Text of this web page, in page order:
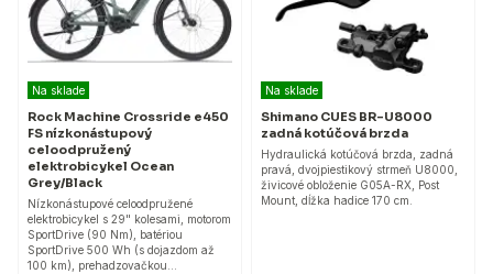
Na sklade
Rock Machine Crossride e450
FS nízkonástupový
celoodpružený
elektrobicykel Ocean
Grey/Black
Nízkonástupové celoodpružené
elektrobicykel s 29" kolesami, motorom
SportDrive (90 Nm), batériou
SportDrive 500 Wh (s dojazdom až
100 km), prehadzovačkou…
Na sklade
Shimano CUES BR-U8000
zadná kotúčová brzda
Hydraulická kotúčová brzda, zadná
pravá, dvojpiestikový strmeň U8000,
živicové obloženie G05A-RX, Post
Mount, dĺžka hadice 170 cm.